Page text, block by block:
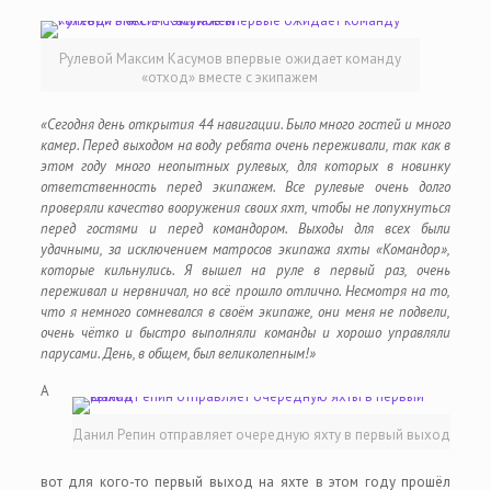
Рулевой Максим Касумов впервые ожидает команду
«отход» вместе с экипажем
«Сегодня день открытия 44 навигации. Было много гостей и много
камер. Перед выходом на воду ребята очень переживали, так как в
этом году много неопытных рулевых, для которых в новинку
ответственность перед экипажем. Все рулевые очень долго
проверяли качество вооружения своих яхт, чтобы не лопухнуться
перед гостями и перед командором. Выходы для всех были
удачными, за исключением матросов экипажа яхты «Командор»,
которые кильнулись. Я вышел на руле в первый раз, очень
переживал и нервничал, но всё прошло отлично. Несмотря на то,
что я немного сомневался в своём экипаже, они меня не подвели,
очень чётко и быстро выполняли команды и хорошо управляли
парусами. День, в общем, был великолепным!»
Данил Репин отправляет очередную яхту в первый выход
А
вот для кого-то первый выход на яхте в этом году прошёл